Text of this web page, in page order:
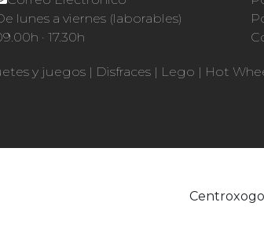
lunes a viernes (laborables)
· 17.30h
y juegos | Disfraces | Lego | Hot